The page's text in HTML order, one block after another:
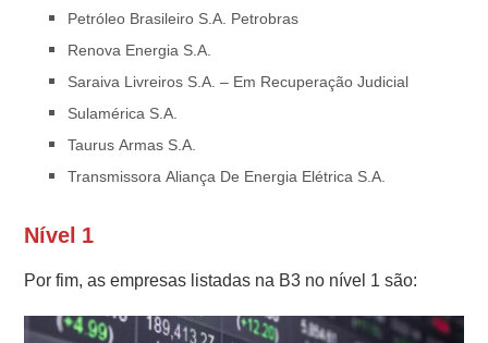
Petróleo Brasileiro S.A. Petrobras
Renova Energia S.A.
Saraiva Livreiros S.A. – Em Recuperação Judicial
Sulamérica S.A.
Taurus Armas S.A.
Transmissora Aliança De Energia Elétrica S.A.
Nível 1
Por fim, as empresas listadas na B3 no nível 1 são: